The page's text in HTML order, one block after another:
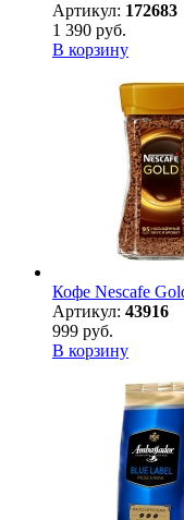
Артикул: 172683
1 390 руб.
В корзину
Кофе Nescafe
Артикул: 43916
999 руб.
В корзину